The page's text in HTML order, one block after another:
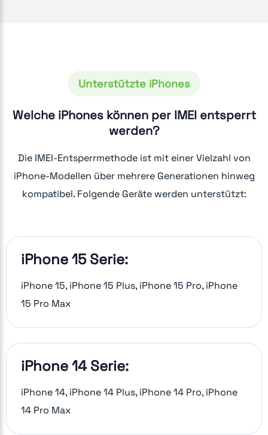
Unterstützte iPhones
Welche iPhones können per IMEI entsperrt
werden?
Die IMEI-Entsperrmethode ist mit einer Vielzahl von
iPhone-Modellen über mehrere Generationen hinweg
kompatibel. Folgende Geräte werden unterstützt:
iPhone 15 Serie:
iPhone 15, iPhone 15 Plus, iPhone 15 Pro, iPhone
15 Pro Max
iPhone 14 Serie:
iPhone 14, iPhone 14 Plus, iPhone 14 Pro, iPhone
14 Pro Max